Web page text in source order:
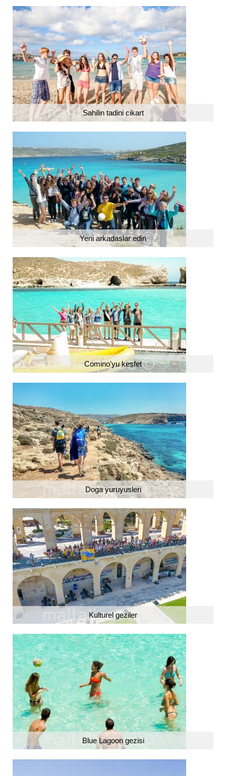
Sahilin tadini cikart
Yeni arkadaslar edin
Comino'yu kesfet
Doga yuruyusleri
Kulturel geziler
Blue Lagoon gezisi